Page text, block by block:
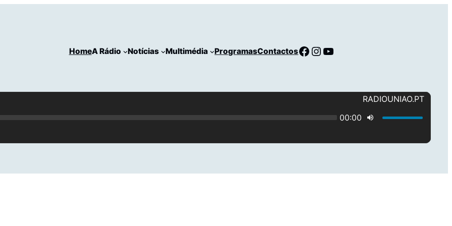
HomeA Rádio Notícias Multimédia ProgramasContactosFacebook InstagramYouTube